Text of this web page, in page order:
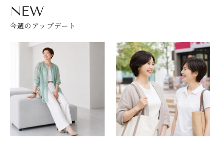
NEW
今週のアップデート